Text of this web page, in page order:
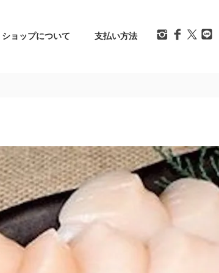
ショップについて 支払い方法